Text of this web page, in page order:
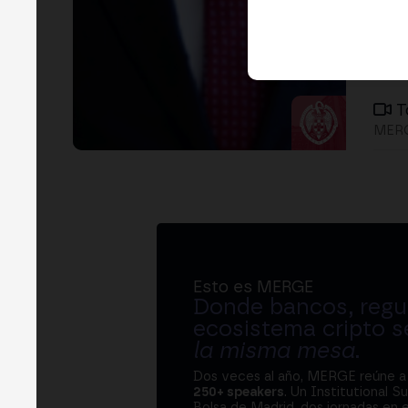
Esto es MERGE
Donde bancos,
ecosistema cripto
la misma mesa.
Dos veces al año, MERGE reúne
250+ speakers. Un Institutional